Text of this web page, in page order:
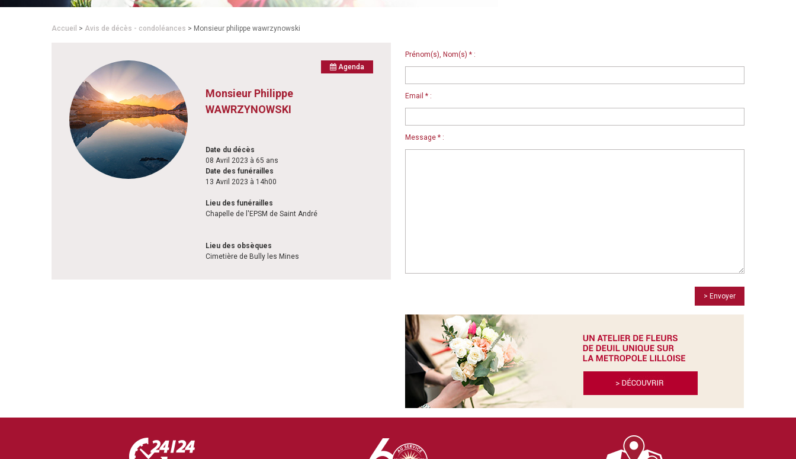
Accueil > Avis de décès - condoléances > Monsieur philippe wawrzynowski
Agenda
Monsieur Philippe
WAWRZYNOWSKI
Date du décès
08 Avril 2023 à 65 ans
Date des funérailles
13 Avril 2023 à 14h00
Lieu des funérailles
Chapelle de l'EPSM de Saint André
Lieu des obsèques
Cimetière de Bully les Mines
Prénom(s), Nom(s) * :
Email * :
Message * :
> Envoyer